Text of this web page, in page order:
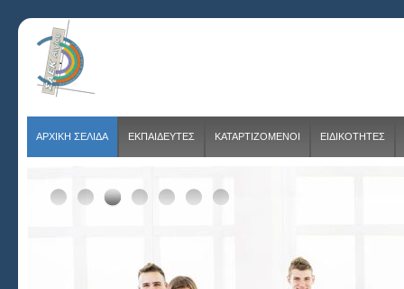
ΑΡΧΙΚΗ ΣΕΛΙΔΑ ΕΚΠΑΙΔΕΥΤΕΣ ΚΑΤΑΡΤΙΖΟΜΕΝΟΙ ΕΙΔΙΚΟΤΗΤΕΣ